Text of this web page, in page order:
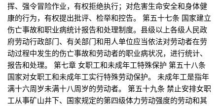
挥、强令冒险作业，有权拒绝执行；对危害生命安全和身体健
康的行为，有权提出批评、检举和控告。 第五十七条 国家建立
伤亡事故和职业病统计报告和处理制度。县级以上各级人民政
府劳动行政部门、有关部门和用人单位应当依法对劳动者在劳
动过程中发生的伤亡事故和劳动者的职业病状况，进行统计、
报告和处理。 第七章 女职工和未成年工特殊保护 第五十八条
国家对女职工和未成年工实行特殊劳动保护。 未成年工是指年
满十六周岁未满十八周岁的劳动者。 第五十九条 禁止安排女职
工从事矿山井下、国家规定的第四级体力劳动强度的劳动和其